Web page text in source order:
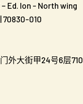
Ed. Ion - North wing
70830-010
外大街甲24号6层710